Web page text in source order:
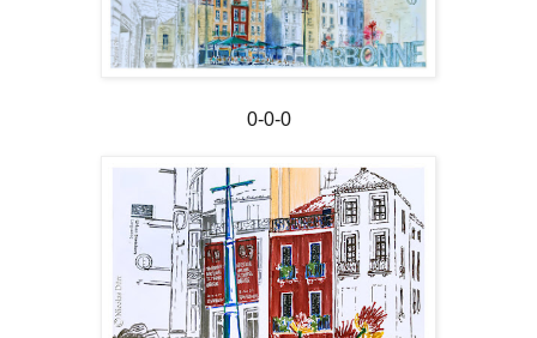
0-0-0